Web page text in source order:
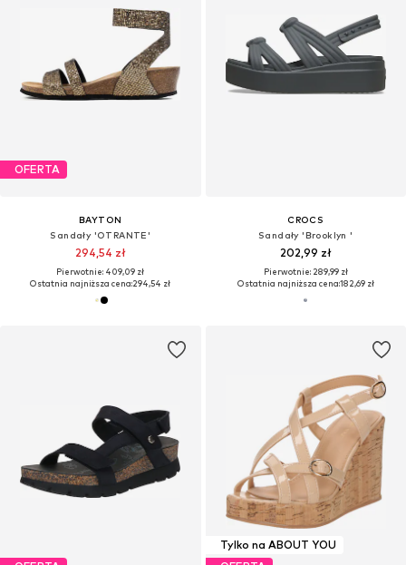
OFERTA
BAYTON
Sandały 'OTRANTE'
294,54 zł
Pierwotnie: 409,09 zł
Ostatnia najniższa cena:294,54 zł
CROCS
Sandały 'Brooklyn '
202,99 zł
Pierwotnie: 289,99 zł
Ostatnia najniższa cena:182,69 zł
Tylko na ABOUT YOU